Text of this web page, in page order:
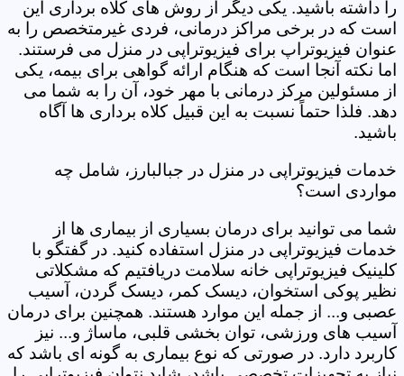
را داشته باشید. یکی دیگر از روش های کلاه برداری این
است که در برخی مراکز درمانی، فردی غیرمتخصص را به
عنوان فیزیوتراپ برای فیزیوتراپی در منزل می فرستند.
اما نکته آنجا است که هنگام ارائه گواهی برای بیمه، یکی
از مسئولین مرکز درمانی با مهر خود، آن را به شما می
دهد. فلذا حتماً نسبت به این قبیل کلاه برداری ها آگاه
باشید.
خدمات فیزیوتراپی در منزل در جبالبارز، شامل چه
مواردی است؟
شما می توانید برای درمان بسیاری از بیماری ها از
خدمات فیزیوتراپی در منزل استفاده کنید. در گفتگو با
کلینیک فیزیوتراپی خانه سلامت دریافتیم که مشکلاتی
نظیر پوکی استخوان، دیسک کمر، دیسک گردن، آسیب
عصبی و... از جمله این موارد هستند. همچنین برای درمان
آسیب های ورزشی، توان بخشی قلبی، ماساژ و... نیز
کاربرد دارد. در صورتی که نوع بیماری به گونه ای باشد که